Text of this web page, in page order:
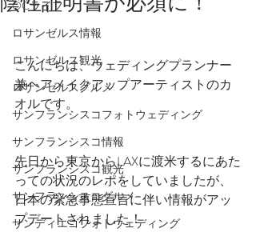
OCライフ
ロサンゼルス情報
ロサンゼルス観光
ロサンゼルスグルメ
サンフランシスコフォトウェディング
サンフランシスコ情報
サンフランシスコ観光
サンフランシスコグルメ
サンディエゴフォトウェディング
こんにちは、ウェディングプランナー
兼ヘアメイクアップアーティストのカ
オルです。
先日から東京からLAXに渡米するにあた
っての状況のレポをしていましたが、
日本の緊急事態宣言に伴い情報がアッ
プデートされました！